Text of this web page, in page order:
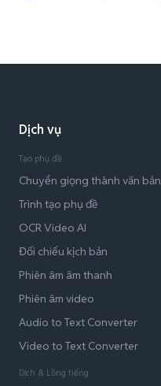
Dịch vụ
Tạo phụ đề
Chuyển giọng thành văn bản
Trình tạo phụ đề
OCR Video AI
Đối chiếu kịch bản
Phiên âm âm thanh
Phiên âm video
Audio to Text Converter
Video to Text Converter
Dịch & Lồng tiếng